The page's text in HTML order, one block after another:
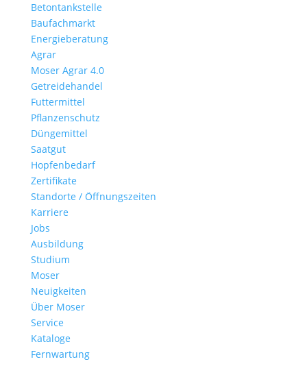
Betontankstelle
Baufachmarkt
Energieberatung
Agrar
Moser Agrar 4.0
Getreidehandel
Futtermittel
Pflanzenschutz
Düngemittel
Saatgut
Hopfenbedarf
Zertifikate
Standorte / Öffnungszeiten
Karriere
Jobs
Ausbildung
Studium
Moser
Neuigkeiten
Über Moser
Service
Kataloge
Fernwartung